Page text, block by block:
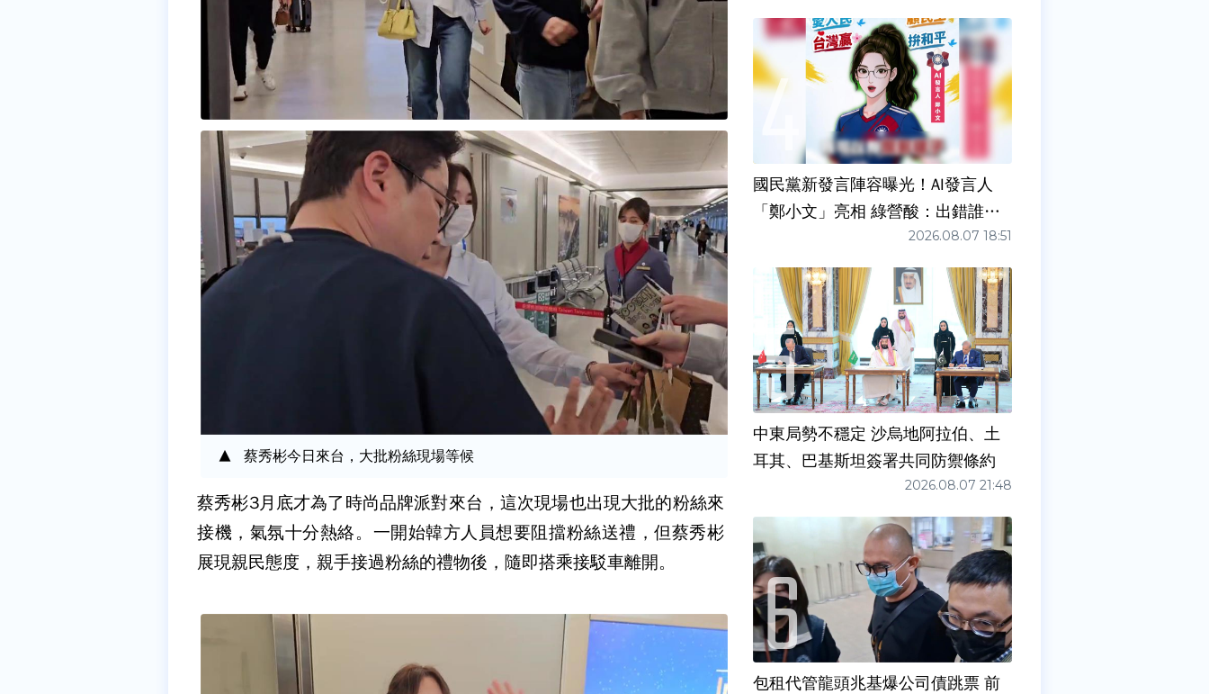
蔡秀彬今日來台，大批粉絲現場等候
蔡秀彬3月底才為了時尚品牌派對來台，這次現場也出現大批的粉絲來
接機，氣氛十分熱絡。一開始韓方人員想要阻擋粉絲送禮，但蔡秀彬
展現親民態度，親手接過粉絲的禮物後，隨即搭乘接駁車離開。
國民黨新發言陣容曝光！AI發言人
「鄭小文」亮相 綠營酸：出錯誰負
2026.08.07 18:51
中東局勢不穩定 沙烏地阿拉伯、土
耳其、巴基斯坦簽署共同防禦條約
2026.08.07 21:48
包租代管龍頭兆基爆公司債跳票 前